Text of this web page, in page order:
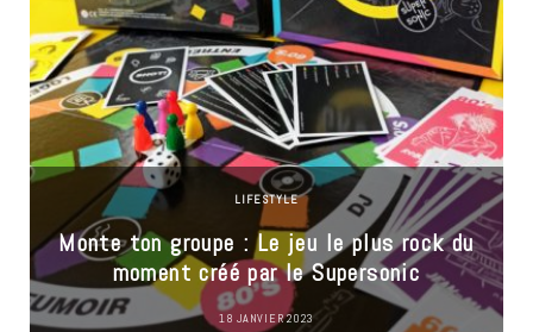
LIFESTYLE
Monte ton groupe : Le jeu le plus rock du
moment créé par le Supersonic
18 JANVIER 2023